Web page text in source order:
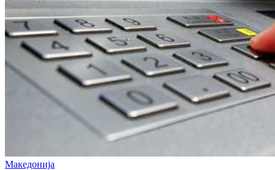
Македонија